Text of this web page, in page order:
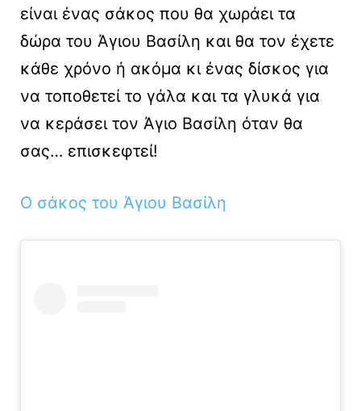
είναι ένας σάκος που θα χωράει τα
δώρα του Άγιου Βασίλη και θα τον έχετε
κάθε χρόνο ή ακόμα κι ένας δίσκος για
να τοποθετεί το γάλα και τα γλυκά για
να κεράσει τον Άγιο Βασίλη όταν θα
σας… επισκεφτεί!
Ο σάκος του Άγιου Βασίλη